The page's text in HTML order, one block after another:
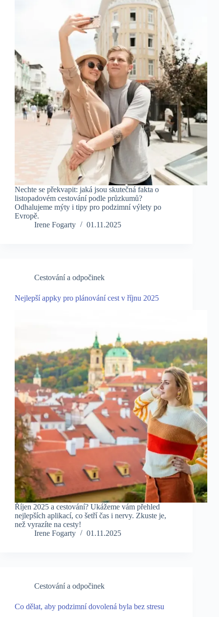
Nechte se překvapit: jaká jsou skutečná fakta o
listopadovém cestování podle průzkumů?
Odhalujeme mýty i tipy pro podzimní výlety po
Evropě.
Irene Fogarty
01.11.2025
Cestování a odpočinek
Nejlepší appky pro plánování cest v říjnu 2025
Říjen 2025 a cestování? Ukážeme vám přehled
nejlepších aplikací, co šetří čas i nervy. Zkuste je,
než vyrazíte na cesty!
Irene Fogarty
01.11.2025
Cestování a odpočinek
Co dělat, aby podzimní dovolená byla bez stresu